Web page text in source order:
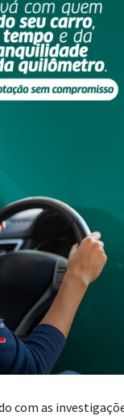
Martins,
O acusado é
preso desde
da Costa, o
e Itaboraí
ilegais, mas é um
pela maior
em
município de
com as